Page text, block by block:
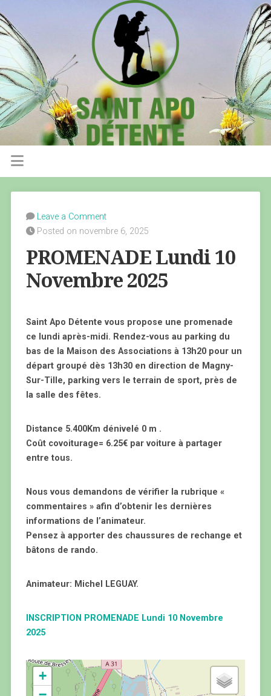
Leave a Comment
Posted on novembre 6, 2025
PROMENADE Lundi 10
Novembre 2025
Saint Apo Détente vous propose une promenade
ce lundi après-midi. Rendez-vous au parking du
bas de la Maison des Associations à 13h20 pour un
départ groupé dès 13h30 en direction de Magny-
Sur-Tille, parking vers le terrain de sport, près de
la salle des fêtes.
Distance 5.400Km dénivelé 0 m .
Coût covoiturage= 6.25€ par voiture à partager
entre tous.
Nous vous demandons de vérifier la rubrique «
commentaires » afin d’obtenir les dernières
informations de l’animateur.
Pensez à apporter des chaussures de rechange et
bâtons de rando.
Animateur: Michel LEGUAY.
INSCRIPTION PROMENADE Lundi 10 Novembre
2025
+